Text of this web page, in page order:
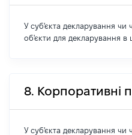
У суб'єкта декларування чи
об'єкти для декларування в
8. Корпоративні
У суб'єкта декларування чи